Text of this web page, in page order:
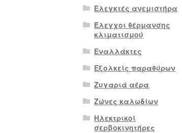
Ελεγκτές ανεμιστήρα
Έλεγχοι θέρμανσης
κλιματισμού
Εναλλάκτες
Εξολκείς παραθύρων
Ζυγαριά αέρα
Ζώνες καλωδίων
Ηλεκτρικοί
σερβοκινητήρες